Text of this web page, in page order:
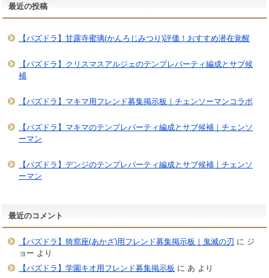
最近の投稿
【パズドラ】甘露寺蜜璃(かんろじみつり)評価！おすすめ潜在覚醒
【パズドラ】クリスマスアルジェのテンプレパーティ編成とサブ候
補
【パズドラ】マキマ用フレンド募集掲示板｜チェンソーマンコラボ
【パズドラ】マキマのテンプレパーティ編成とサブ候補｜チェンソ
ーマン
【パズドラ】デンジのテンプレパーティ編成とサブ候補｜チェンソ
ーマン
最近のコメント
【パズドラ】猗窩座(あかざ)用フレンド募集掲示板｜鬼滅の刃 に ジ
ョー より
【パズドラ】学園キオ用フレンド募集掲示板 に あ より